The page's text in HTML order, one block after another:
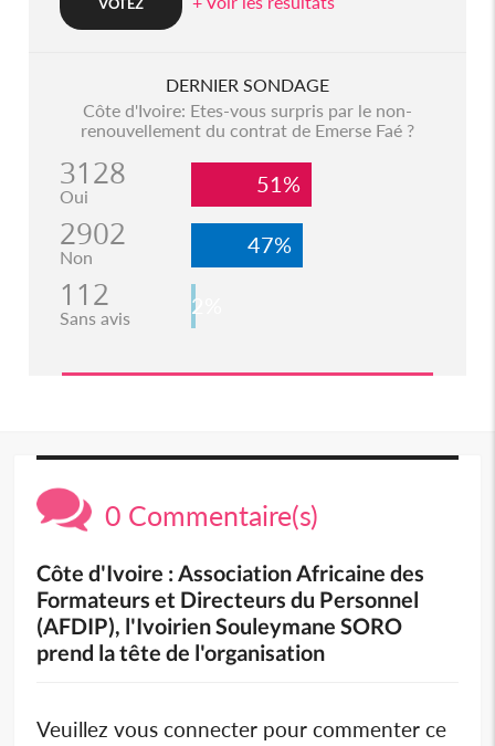
DERNIER SONDAGE
Côte d'Ivoire: Etes-vous surpris par le non-
renouvellement du contrat de Emerse Faé ?
3128
Oui 51%
2902
Non 47%
112
Sans avis 2%
0 Commentaire(s)
Côte d'Ivoire : Association Africaine des
Formateurs et Directeurs du Personnel
(AFDIP), l'Ivoirien Souleymane SORO
prend la tête de l'organisation
Veuillez vous connecter pour commenter ce